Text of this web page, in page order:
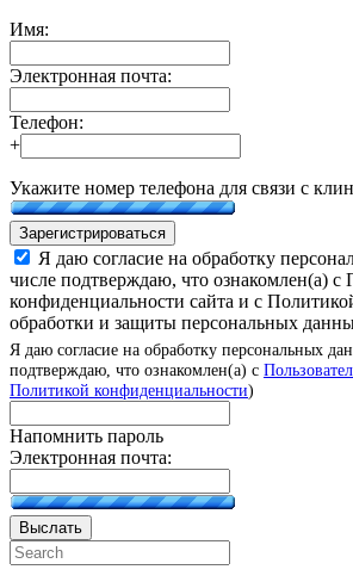
Имя:
Электронная почта:
Телефон:
+
Укажите номер телефона для связи с
Зарегистрироваться
Я даю согласие на обработку
числе подтверждаю, что ознакомлен(а) с
конфиденциальности сайта и с
обработки и защиты персональных
Я даю согласие на обработку персональных
подтверждаю, что ознакомлен(а) с
Политикой конфиденциальности)
Напомнить пароль
Электронная почта:
Выслать